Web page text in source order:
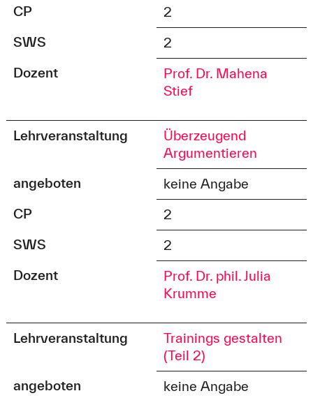
CP
2
SWS
2
Dozent
Prof. Dr. Mahena
Stief
Lehrveranstaltung
Überzeugend
Argumentieren
angeboten
keine Angabe
CP
2
SWS
2
Dozent
Prof. Dr. phil. Julia
Krumme
Lehrveranstaltung
Trainings gestalten
(Teil 2)
angeboten
keine Angabe